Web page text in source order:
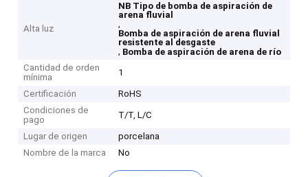
Alta luz
NB Tipo de bomba de aspiración de
arena fluvial
,
Bomba de aspiración de arena fluvial
resistente al desgaste
, Bomba de aspiración de arena de río
Cantidad de orden
mínima
1
Certificación
RoHS
Condiciones de
pago
T/T, L/C
Lugar de origen
porcelana
Nombre de la marca
No